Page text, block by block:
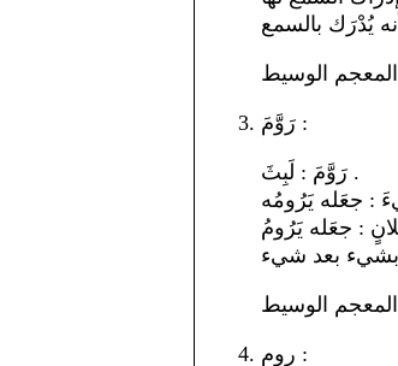
المعجم الوسيط
رَوَّمَ :
رَوَّمَ : لَبِثَ .
المعجم الوسيط
روم :